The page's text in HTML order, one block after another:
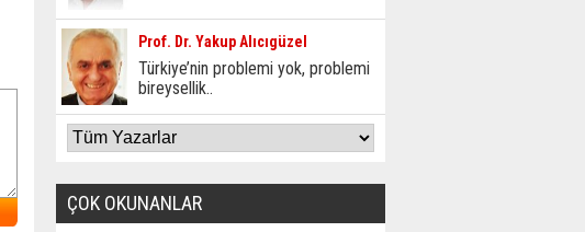
Prof. Dr. Yakup Alıcıgüzel
Türkiye’nin problemi yok, problemi
bireysellik..
ÇOK OKUNANLAR